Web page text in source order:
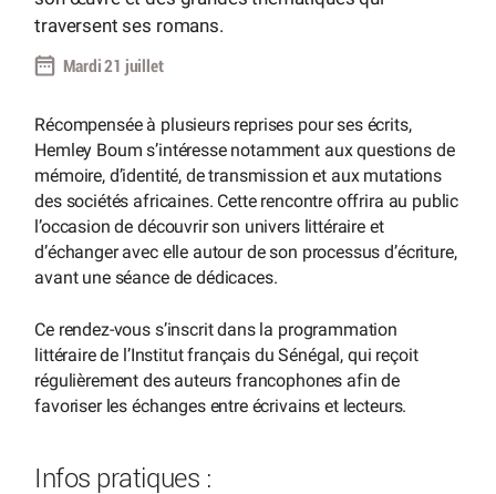
traversent ses romans.
Mardi 21 juillet
Récompensée à plusieurs reprises pour ses écrits,
Hemley Boum s’intéresse notamment aux questions de
mémoire, d’identité, de transmission et aux mutations
des sociétés africaines. Cette rencontre offrira au public
l’occasion de découvrir son univers littéraire et
d’échanger avec elle autour de son processus d’écriture,
avant une séance de dédicaces.
Ce rendez-vous s’inscrit dans la programmation
littéraire de l’Institut français du Sénégal, qui reçoit
régulièrement des auteurs francophones afin de
favoriser les échanges entre écrivains et lecteurs.
Infos pratiques :